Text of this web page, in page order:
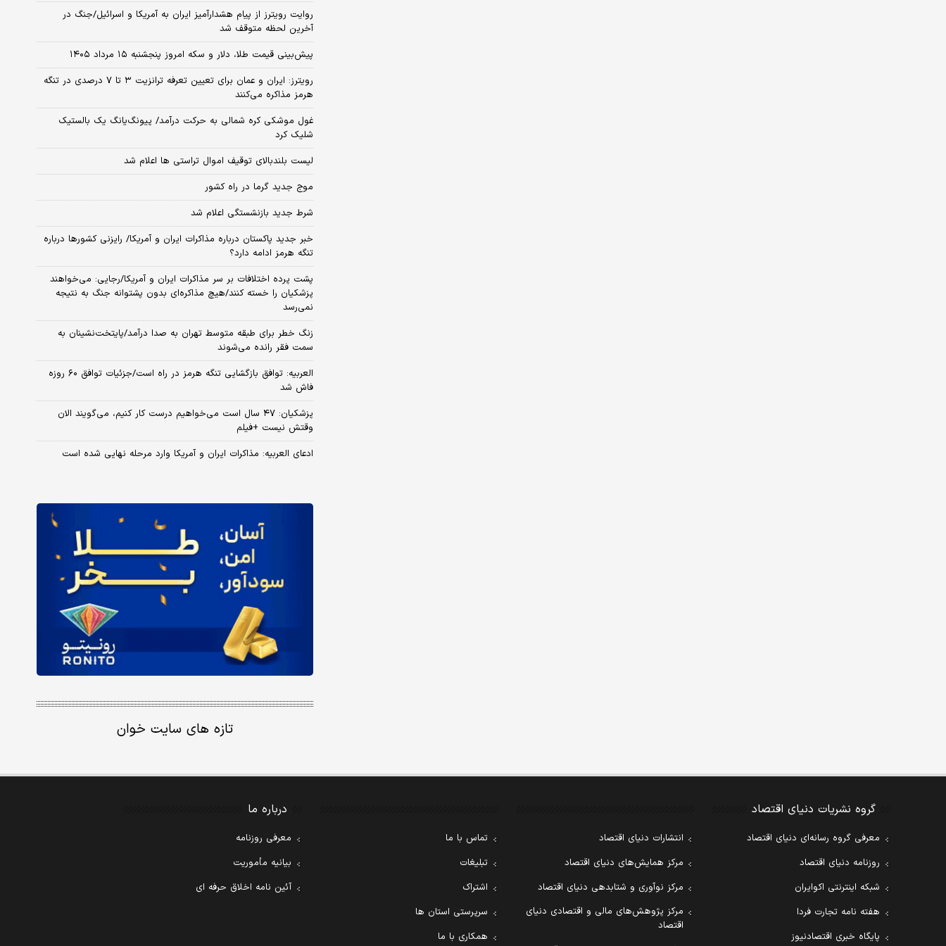
روایت رویترز از پیام هشدارآمیز ایران به آمریکا و اسرائیل/جنگ در
آخرین لحظه متوقف شد
پیش‌بینی قیمت طلا، دلار و سکه امروز پنجشنبه ۱۵ مرداد ۱۴۰۵
رویترز: ایران و عمان برای تعیین تعرفه ترانزیت ۳ تا ۷ درصدی در تنگه
هرمز مذاکره می‌کنند
غول موشکی کره شمالی به حرکت درآمد/ پیونگ‌یانگ یک بالستیک
شلیک کرد
لیست بلندبالای توقیف اموال تراستی ها اعلام شد
موج جدید گرما در راه کشور
شرط جدید بازنشستگی اعلام شد
خبر جدید پاکستان درباره مذاکرات ایران و آمریکا/ رایزنی کشورها درباره
تنگه هرمز ادامه دارد؟
پشت پرده اختلافات بر سر مذاکرات ایران و آمریکا/رجایی: می‌خواهند
پزشکیان را خسته کنند/هیچ مذاکره‌ای بدون پشتوانه جنگ به نتیجه
نمی‌رسد
زنگ خطر برای طبقه متوسط تهران به صدا درآمد/پایتخت‌نشینان به
سمت فقر رانده می‌شوند
العربیه: توافق بازگشایی تنگه هرمز در راه است/جزئیات توافق ۶۰ روزه
فاش شد
پزشکیان: ۴۷ سال است می‌خواهیم درست کار کنیم، می‌گویند الان
وقتش نیست +فیلم
ادعای العربیه: مذاکرات ایران و آمریکا وارد مرحله نهایی شده است
تازه های سایت خوان
گروه نشریات دنیای اقتصاد
معرفی گروه رسانه‌ای دنیای اقتصاد
روزنامه دنیای اقتصاد
شبکه اینترنتی اکوایران
هفته نامه تجارت فردا
پایگاه خبری اقتصادنیوز
انتشارات دنیای اقتصاد
مرکز همایش‌های دنیای اقتصاد
مرکز نوآوری و شتابدهی دنیای اقتصاد
مرکز پژوهش‌های مالی و اقتصادی دنیای
اقتصاد
تماس با ما
تبلیغات
اشتراک
سرپرستی استان ها
همکاری با ما
درباره ما
معرفی روزنامه
بیانیه مأموریت
آئین نامه اخلاق حرفه ای